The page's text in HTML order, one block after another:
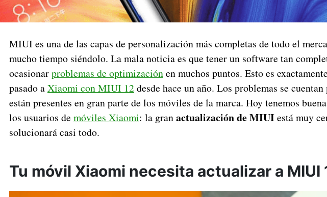
MIUI es una de las capas de personalización más completas de todo el
mucho tiempo siéndolo. La mala noticia es que tener un software tan
ocasionarproblemas de optimizaciónen muchos puntos. Esto es
pasado aXiaomi con MIUI 12desde hace un año. Los problemas se
están presentes en gran parte de los móviles de la marca. Hoy tenemos
los usuarios de móviles Xiaomi: la granactualización de MIUIestá muy
solucionará casi todo.
Tu móvil Xiaomi necesita actualizar a MIUI